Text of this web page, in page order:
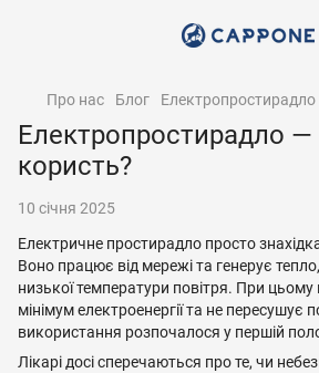
Про нас Блог
Електропростирадло
користь?
10 січня 2025
Електричне простирадло просто
Воно працює від мережі та генерує
низької температури повітря. При
мінімум електроенергії та не пересушує
використання розпочалося у першій
Лікарі досі сперечаються про те, чи